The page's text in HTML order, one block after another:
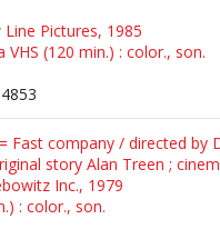
Line Pictures, 1985
VHS (120 min.) : color., son.
Fast company / directed by
story Alan Treen ;
Inc., 1979
: color., son.